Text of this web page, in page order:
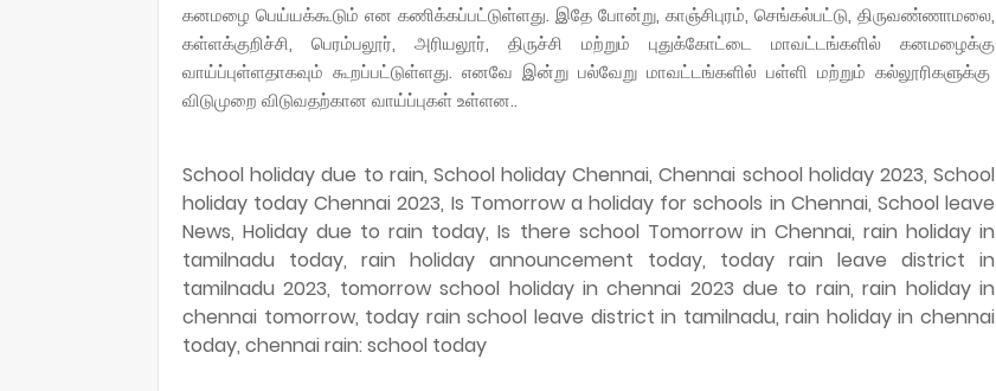
கனமழை பெய்யக்கூடும் என கணிக்கப்பட்டுள்ளது. இதே போன்று, காஞ்சிபுரம், செங்கல்பட்டு, திருவண்ணாமலை,
கள்ளக்குறிச்சி, பெரம்பலூர், அரியலூர், திருச்சி மற்றும் புதுக்கோட்டை மாவட்டங்களில் கனமழைக்கு
வாய்ப்புள்ளதாகவும் கூறப்பட்டுள்ளது. எனவே இன்று பல்வேறு மாவட்டங்களில் பள்ளி மற்றும் கல்லூரிகளுக்கு
விடுமுறை விடுவதற்கான வாய்ப்புகள் உள்ளன..
School holiday due to rain, School holiday Chennai, Chennai school holiday 2023, School
holiday today Chennai 2023, Is Tomorrow a holiday for schools in Chennai, School leave
News, Holiday due to rain today, Is there school Tomorrow in Chennai, rain holiday in
tamilnadu today, rain holiday announcement today, today rain leave district in
tamilnadu 2023, tomorrow school holiday in chennai 2023 due to rain, rain holiday in
chennai tomorrow, today rain school leave district in tamilnadu, rain holiday in chennai
today, chennai rain: school today